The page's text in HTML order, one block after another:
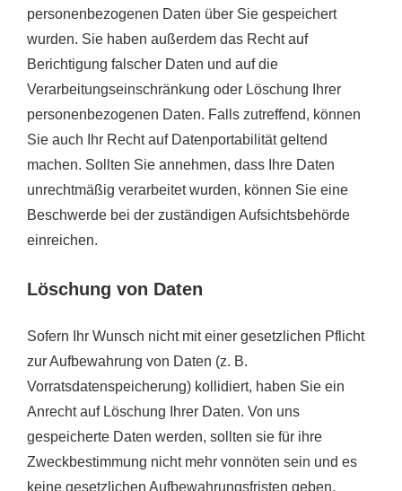
personenbezogenen Daten über Sie gespeichert
wurden. Sie haben außerdem das Recht auf
Berichtigung falscher Daten und auf die
Verarbeitungseinschränkung oder Löschung Ihrer
personenbezogenen Daten. Falls zutreffend, können
Sie auch Ihr Recht auf Datenportabilität geltend
machen. Sollten Sie annehmen, dass Ihre Daten
unrechtmäßig verarbeitet wurden, können Sie eine
Beschwerde bei der zuständigen Aufsichtsbehörde
einreichen.
Löschung von Daten
Sofern Ihr Wunsch nicht mit einer gesetzlichen Pflicht
zur Aufbewahrung von Daten (z. B.
Vorratsdatenspeicherung) kollidiert, haben Sie ein
Anrecht auf Löschung Ihrer Daten. Von uns
gespeicherte Daten werden, sollten sie für ihre
Zweckbestimmung nicht mehr vonnöten sein und es
keine gesetzlichen Aufbewahrungsfristen geben,